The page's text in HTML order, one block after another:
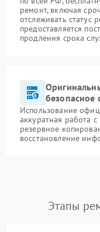
ремонт, включая
отслеживать статус
предоставляется
продления срока
безопасное
Использование
аккуратная работа
резервное
восстановление
Этапы